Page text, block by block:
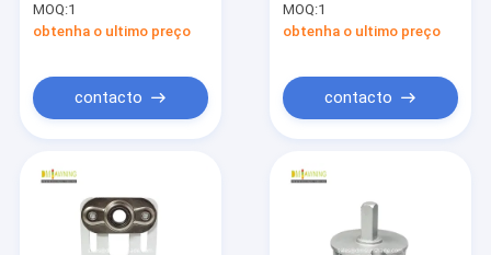
Produtos
Sobre nós
MOQ:1
obtenha o ultimo preço
contacto
MOQ:1
obtenha o ultimo preço
contacto